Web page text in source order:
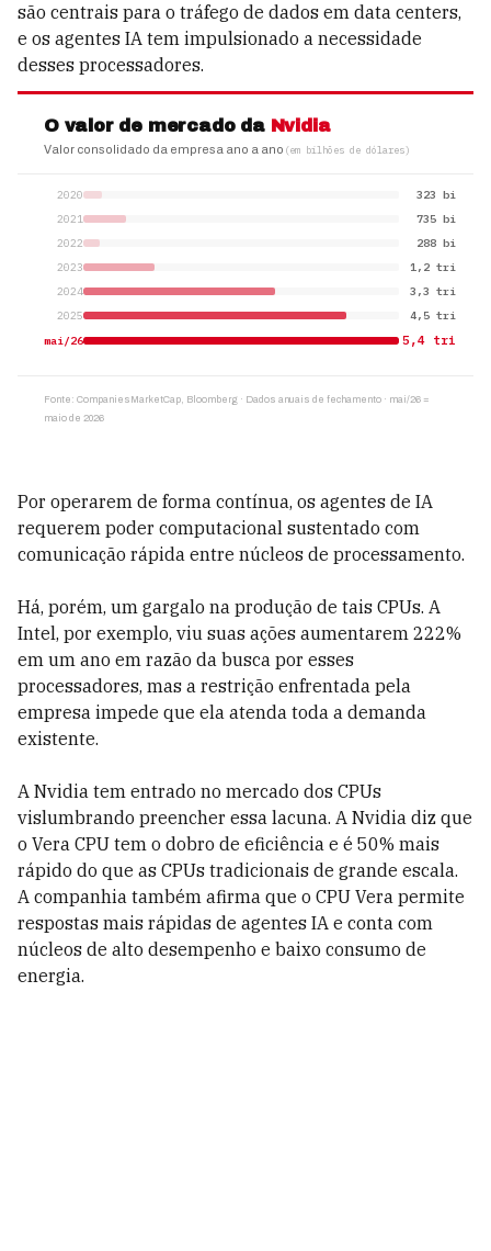
são centrais para o tráfego de dados em data centers,
e os agentes IA tem impulsionado a necessidade
desses processadores.
Por operarem de forma contínua, os agentes de IA
requerem poder computacional sustentado com
comunicação rápida entre núcleos de processamento.
Há, porém, um gargalo na produção de tais CPUs. A
Intel, por exemplo, viu suas ações aumentarem 222%
em um ano em razão da busca por esses
processadores, mas a restrição enfrentada pela
empresa impede que ela atenda toda a demanda
existente.
A Nvidia tem entrado no mercado dos CPUs
vislumbrando preencher essa lacuna. A Nvidia diz que
o Vera CPU tem o dobro de eficiência e é 50% mais
rápido do que as CPUs tradicionais de grande escala.
A companhia também afirma que o CPU Vera permite
respostas mais rápidas de agentes IA e conta com
núcleos de alto desempenho e baixo consumo de
energia.